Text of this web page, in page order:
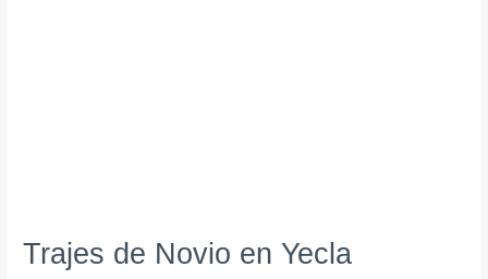
Trajes de Novio en Yecla